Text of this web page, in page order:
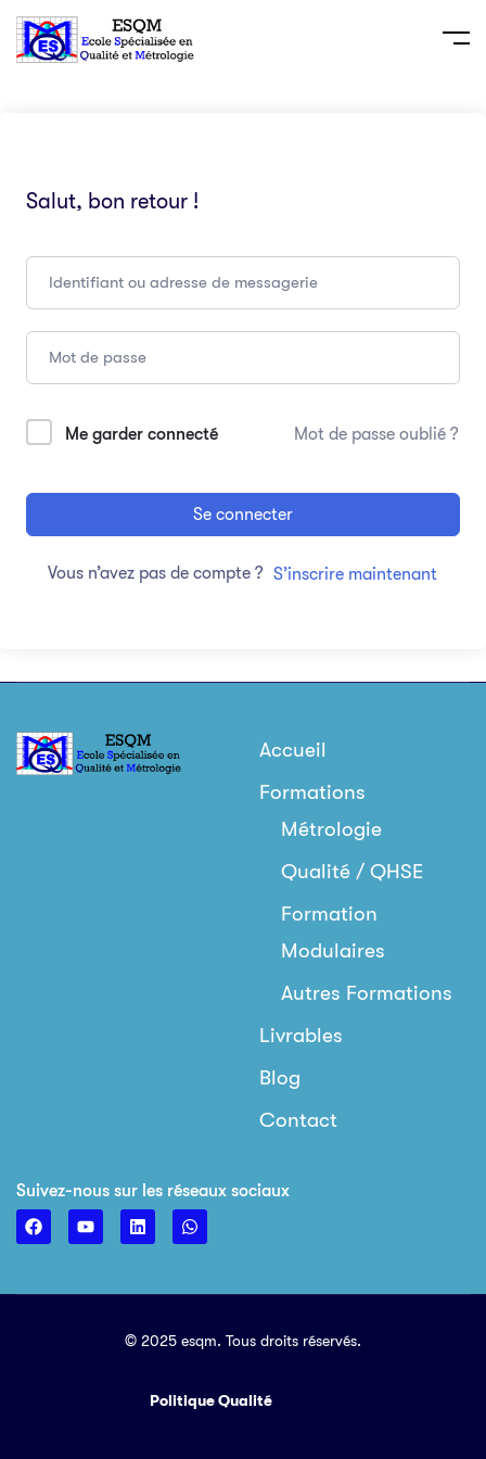
Salut, bon retour !
Me garder connecté Mot de passe oublié ?
Se connecter
Vous n’avez pas de compte ? S’inscrire maintenant
Accueil
Formations
Métrologie
Qualité / QHSE
Formation
Modulaires
Autres Formations
Livrables
Blog
Contact
Suivez-nous sur les réseaux sociaux
© 2025 esqm. Tous droits réservés.
Politique Qualité